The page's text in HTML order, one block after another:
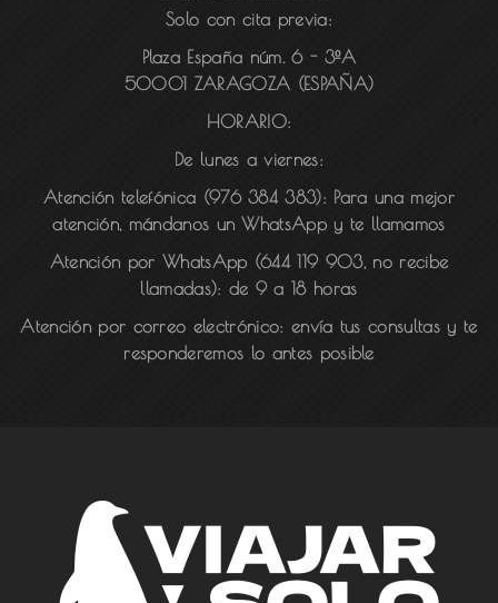
Solo con cita previa:
Plaza España núm. 6 - 3ºA
50001 ZARAGOZA (ESPAÑA)
HORARIO:
De lunes a viernes:
Atención telefónica (976 384 383): Para una mejor
atención, mándanos un WhatsApp y te llamamos
Atención por WhatsApp (644 119 903, no recibe
llamadas): de 9 a 18 horas
Atención por correo electrónico: envía tus consultas y te
responderemos lo antes posible